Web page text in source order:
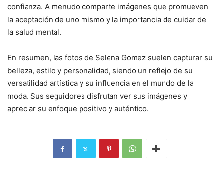
confianza. A menudo comparte imágenes que promueven
la aceptación de uno mismo y la importancia de cuidar de
la salud mental.
En resumen, las fotos de Selena Gomez suelen capturar su
belleza, estilo y personalidad, siendo un reflejo de su
versatilidad artística y su influencia en el mundo de la
moda. Sus seguidores disfrutan ver sus imágenes y
apreciar su enfoque positivo y auténtico.